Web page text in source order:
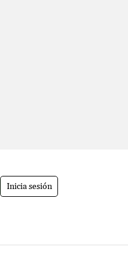
Inicia sesión